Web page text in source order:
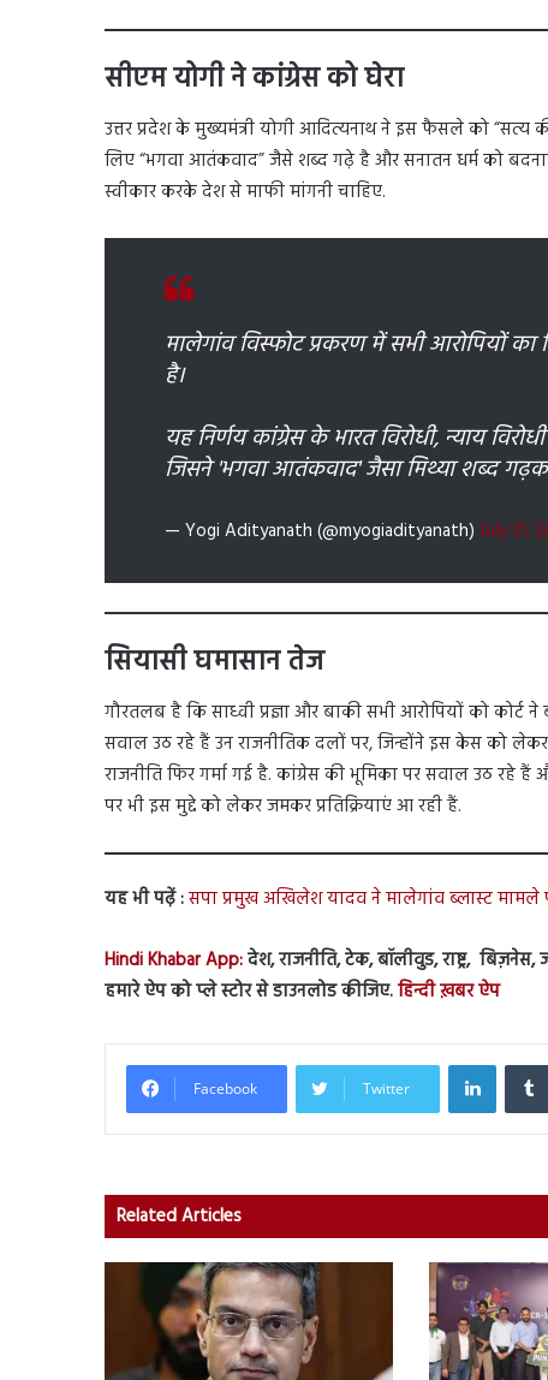
सीएम योगी ने कांग्रेस को घेरा
उत्तर प्रदेश के मुख्यमंत्री योगी आदित्यनाथ ने इस फैसले को “सत्य
लिए “भगवा आतंकवाद” जैसे शब्द गढ़े है और सनातन धर्म को
स्वीकार करके देश से माफी मांगनी चाहिए.
मालेगांव विस्फोट प्रकरण में सभी आरोपियों का
है।
यह निर्णय कांग्रेस के भारत विरोधी, न्याय
जिसने 'भगवा आतंकवाद' जैसा मिथ्या शब्द
— Yogi Adityanath (@myogiadityanath) July 31,
सियासी घमासान तेज
गौरतलब है कि साध्वी प्रज्ञा और बाकी सभी आरोपियों को
सवाल उठ रहे हैं उन राजनीतिक दलों पर, जिन्होंने इस केस को
राजनीति फिर गर्मा गई है. कांग्रेस की भूमिका पर सवाल उठ रहे
पर भी इस मुद्दे को लेकर जमकर प्रतिक्रियाएं आ रही हैं.
यह भी पढ़ें :सपा प्रमुख अखिलेश यादव ने मालेगांव ब्लास्ट मामले
Hindi Khabar App:देश, राजनीति, टेक, बॉलीवुड, राष्ट्र,
हमारे ऐप को प्ले स्टोर से डाउनलोड कीजिए.हिन्दी ख़बर ऐप
Facebook Twitter
Related Articles